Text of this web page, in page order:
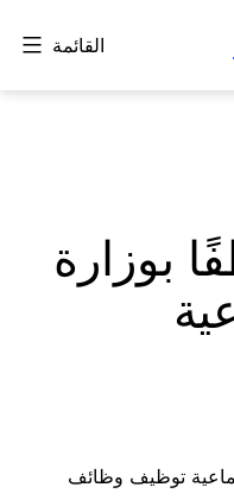
القائمة
موظفًا بوزارة
توظيف وظائف